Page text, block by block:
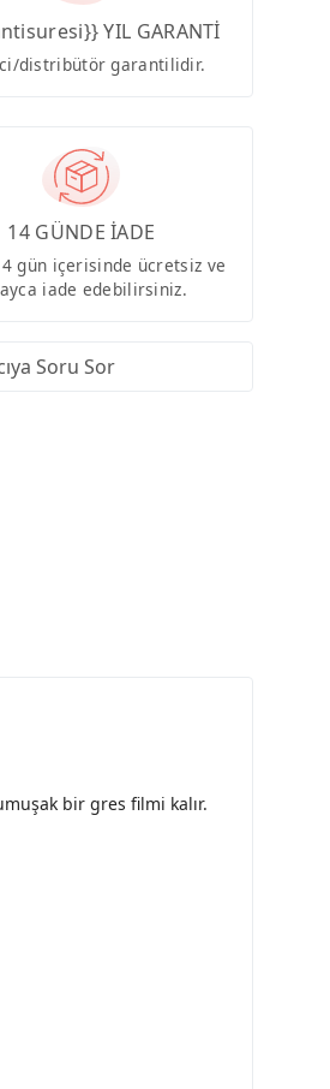
YIL GARANTİ
distribütör garantilidir.
14 GÜNDE İADE
gün içerisinde ücretsiz ve
iade edebilirsiniz.
Soru Sor
bir gres filmi kalır.